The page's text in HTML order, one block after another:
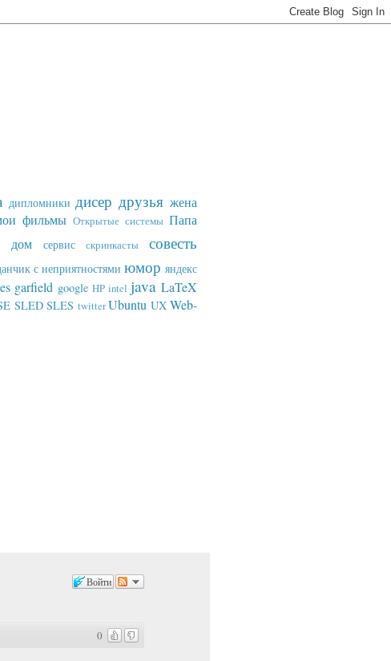
дипломники дисер друзья жена
фильмы Открытые системы Папа
дом сервис скринкасты
совесть
с неприятностями юмор яндекс
garfield google HP intel java LaTeX
SLED SLES twitterUbuntu UX Web-
Войти
0